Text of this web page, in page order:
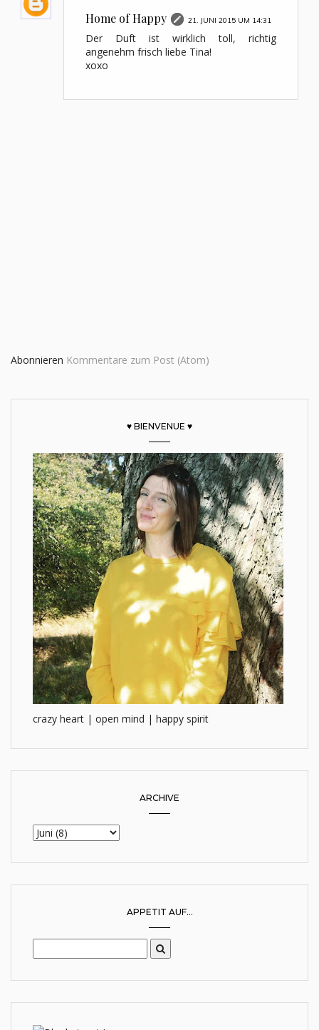
Home of Happy 21. JUNI 2015 UM 14:31
Der Duft ist wirklich toll, richtig
angenehm frisch liebe Tina!
xoxo
Abonnieren Kommentare zum Post (Atom)
♥ BIENVENUE ♥
crazy heart | open mind | happy spirit
ARCHIVE
APPETIT AUF...